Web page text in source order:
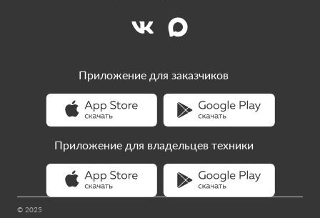
© 2025
Приложение для заказчиков
Приложение для владельцев техники